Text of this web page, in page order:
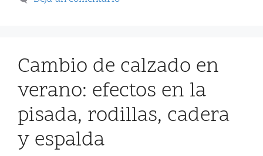
Cambio de calzado en
verano: efectos en la
pisada, rodillas, cadera
y espalda